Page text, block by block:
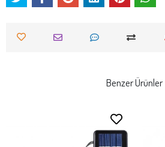
Benzer Ürünler